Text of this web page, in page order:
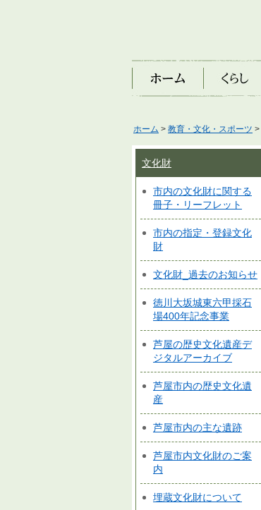
ホーム くらし
ホーム > 教育・文化・スポーツ >
文化財
市内の文化財に関する
冊子・リーフレット
市内の指定・登録文化
財
文化財_過去のお知らせ
徳川大坂城東六甲採石
場400年記念事業
芦屋の歴史文化遺産デ
ジタルアーカイブ
芦屋市内の歴史文化遺
産
芦屋市内の主な遺跡
芦屋市内文化財のご案
内
埋蔵文化財について